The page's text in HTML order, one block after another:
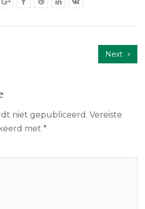
Next
niet gepubliceerd. Vereiste
met *